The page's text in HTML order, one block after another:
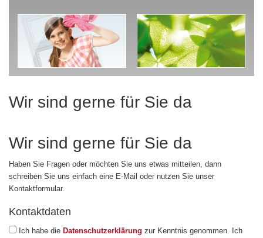
Wir sind gerne für Sie da
Wir sind gerne für Sie da
Haben Sie Fragen oder möchten Sie uns etwas mitteilen, dann
schreiben Sie uns einfach eine E-Mail oder nutzen Sie unser
Kontaktformular.
Kontaktdaten
Ich habe die Datenschutzerklärung zur Kenntnis genommen. Ich